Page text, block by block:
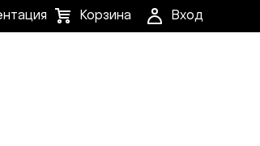
Корзина Вход